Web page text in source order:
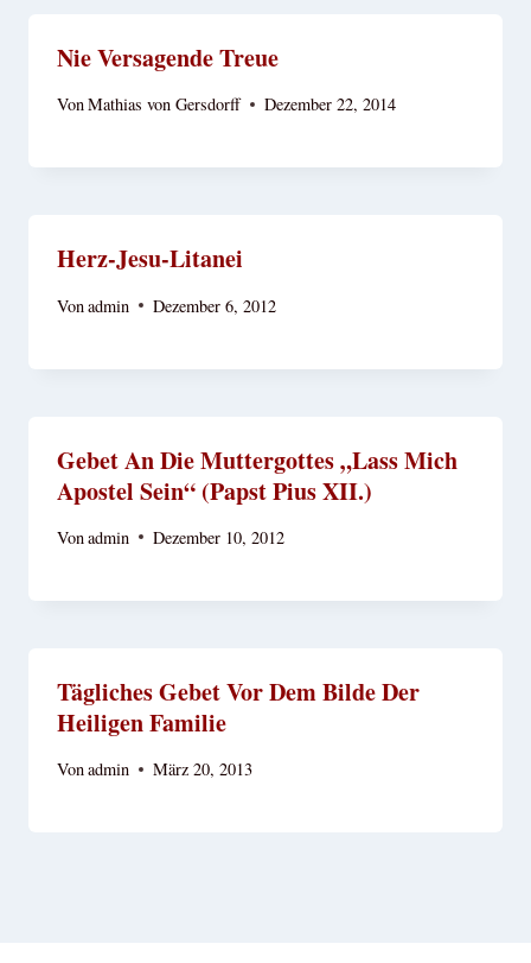
Nie Versagende Treue
VonMathias von Gersdorff Dezember 22, 2014
Herz-Jesu-Litanei
Vonadmin Dezember 6, 2012
Gebet An Die Muttergottes „Lass Mich
Apostel Sein“ (Papst Pius XII.)
Vonadmin Dezember 10, 2012
Tägliches Gebet Vor Dem Bilde Der
Heiligen Familie
Vonadmin März 20, 2013